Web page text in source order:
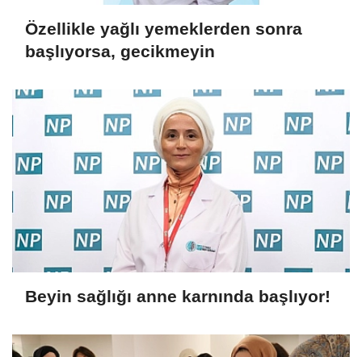
Özellikle yağlı yemeklerden sonra
başlıyorsa, gecikmeyin
Beyin sağlığı anne karnında başlıyor!